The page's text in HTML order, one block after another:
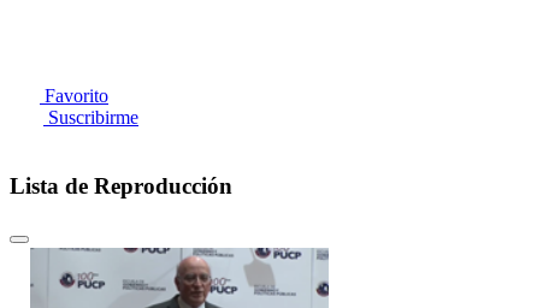
Favorito
Suscribirme
Lista de Reproducción